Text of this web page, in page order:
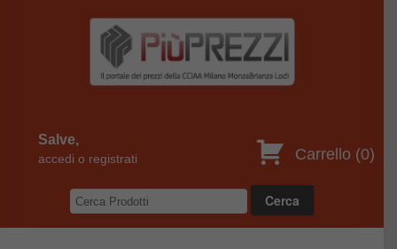
Salve,
accedi o registrati Carrello (0)